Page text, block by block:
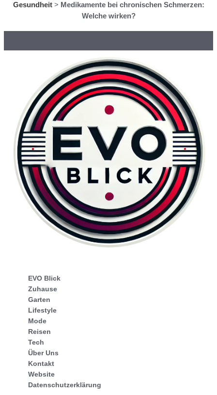
Gesundheit> Medikamente bei chronischen Schmerzen:
Welche wirken?
EVO Blick
Zuhause
Garten
Lifestyle
Mode
Reisen
Tech
Über Uns
Kontakt
Website
Datenschutzerklärung